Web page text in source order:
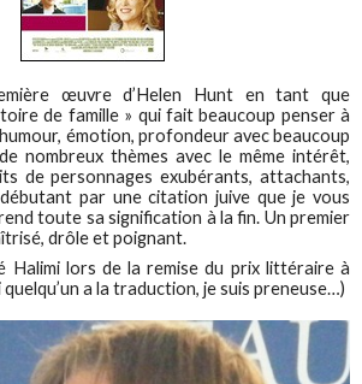
œuvre d’Helen Hunt en tant que
de famille » qui fait beaucoup penser à
émotion, profondeur avec beaucoup
nombreux thèmes avec le même intérêt,
de personnages exubérants, attachants,
par une citation juive que je vous
toute sa signification à la fin. Un premier
drôle et poignant.
Halimi lors de la remise du prix littéraire à
a la traduction, je suis preneuse…)